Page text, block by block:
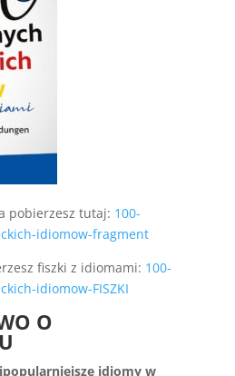
pobierzesz tutaj: 100-
idiomow-fragment
fiszki z idiomami: 100-
idiomow-FISZKI
O
idiomy w